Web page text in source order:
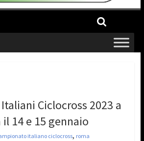
Ciclocross 2023 a
14 e 15 gennaio
italiano ciclocross, roma